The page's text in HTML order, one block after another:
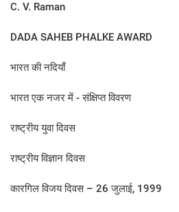
C. V. Raman
DADA SAHEB PHALKE AWARD
भारत की नदियाँ
भारत एक नजर में - संक्षिप्त विवरण
राष्ट्रीय युवा दिवस
राष्ट्रीय विज्ञान दिवस
कारगिल विजय दिवस – 26 जुलाई, 1999